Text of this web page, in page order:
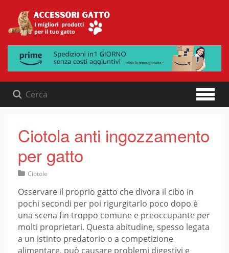
content
Ciotola anti ingozzamento
per gatto
Ciotole
Osservare il proprio gatto che divora il cibo in
pochi secondi per poi rigurgitarlo poco dopo è
una scena fin troppo comune e preoccupante per
molti proprietari. Questa abitudine, spesso legata
a un istinto predatorio o a competizione
alimentare, può causare problemi digestivi e